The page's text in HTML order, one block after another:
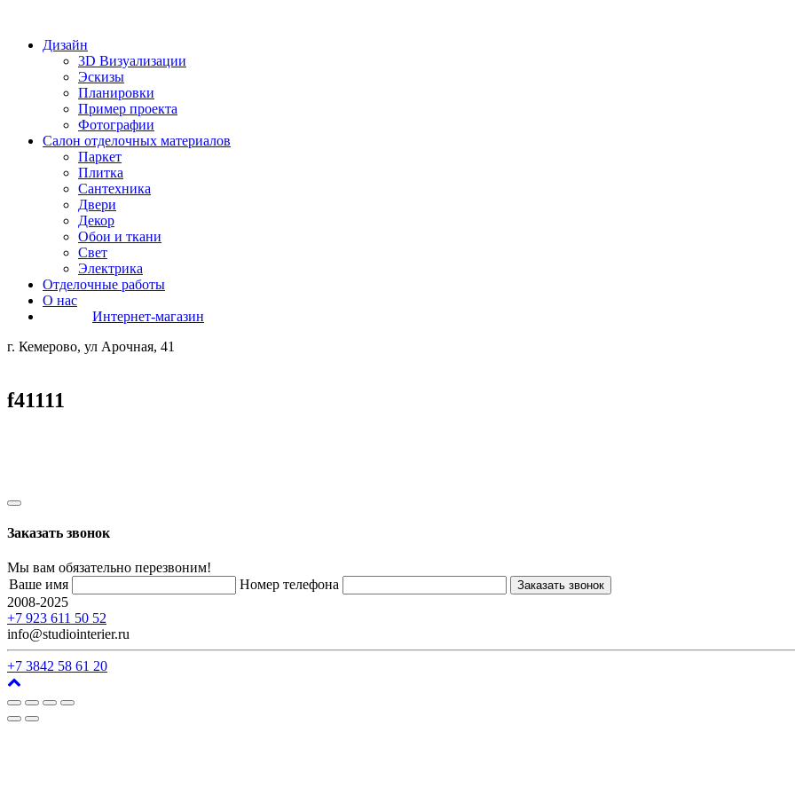
Дизайн
3D Визуализации
Эскизы
Планировки
Пример проекта
Фотографии
Салон отделочных материалов
Паркет
Плитка
Сантехника
Двери
Декор
Обои и ткани
Свет
Электрика
Отделочные работы
О нас
Интернет-магазин
г. Кемерово, ул Арочная, 41
f41111
Заказать звонок
Мы вам обязательно перезвоним!
Ваше имя
Номер телефона Заказать звонок
2008-2025
+7 923 611 50 52
info@studiointerier.ru
+7 3842 58 61 20